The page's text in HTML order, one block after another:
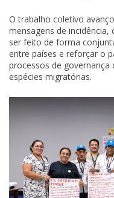
O trabalho coletivo
mensagens de
ser feito de forma
entre países e reforçar o
processos de governança
espécies migratórias.